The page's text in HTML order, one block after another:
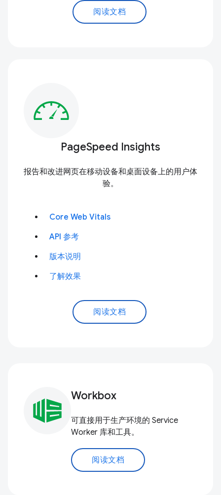
阅读文档
PageSpeed Insights
报告和改进网页在移动设备和桌面设备上的用户体
验。
Core Web Vitals
API 参考
版本说明
了解效果
阅读文档
Workbox
可直接用于生产环境的 Service
Worker 库和工具。
阅读文档